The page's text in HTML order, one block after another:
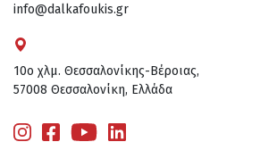
info@dalkafoukis.gr
10ο χλμ. Θεσσαλονίκης-Βέροιας,
57008 Θεσσαλονίκη, Ελλάδα